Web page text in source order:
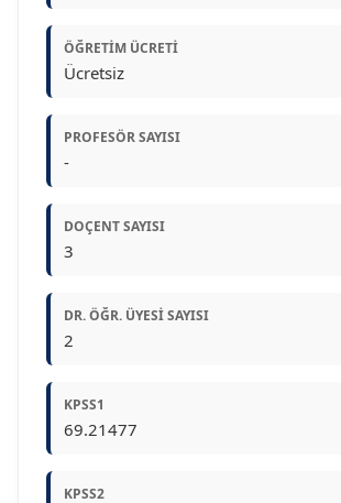
ÖĞRETIM ÜCRETI
Ücretsiz
PROFESÖR SAYISI
-
DOÇENT SAYISI
3
DR. ÖĞR. ÜYESI SAYISI
2
KPSS1
69.21477
KPSS2